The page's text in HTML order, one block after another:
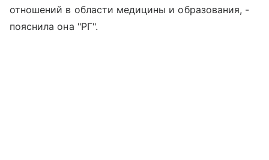
отношений в области медицины и образования, -
пояснила она "РГ".